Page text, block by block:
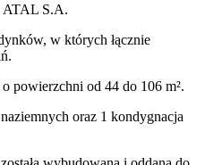
ATAL S.A.
, w których łącznie
powierzchni od 44 do 106 m².
oraz 1 kondygnacja